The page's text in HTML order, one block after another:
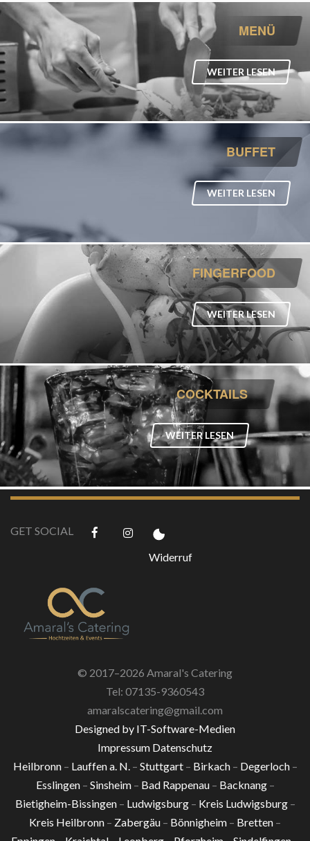
css style
MENÜ
WEITER LESEN
BUFFET
WEITER LESEN
FINGERFOOD
WEITER LESEN
COCKTAILS
WEITER LESEN
GET SOCIAL
Widerruf
© 2017–2026 Amaral's Catering
Tel: 07135-9360543
amaralscatering@gmail.com
Designed by IT-Software-Medien
Impressum Datenschutz
Heilbronn– Lauffen a. N.– Stuttgart– Birkach– Degerloch–
Esslingen– Sinsheim– Bad Rappenau– Backnang–
Bietigheim-Bissingen– Ludwigsburg– Kreis Ludwigsburg–
Kreis Heilbronn – Zabergäu – Bönnigheim – Bretten –